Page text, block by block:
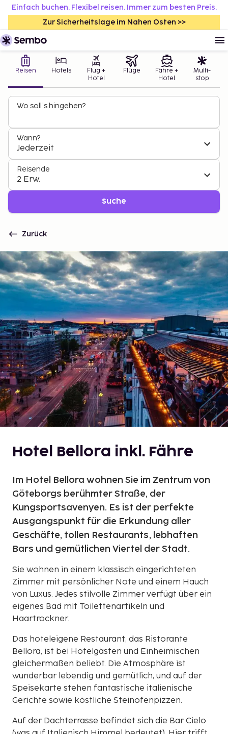
Einfach buchen. Flexibel reisen. Immer zum besten Preis.
Zur Sicherheitslage im Nahen Osten >>
Reisen Hotels
Flug +
Hotel
Flüge
Fähre +
Hotel
Multi-
stop
Wo soll’s hingehen?
Wann?
Jederzeit
Reisende
2 Erw.
Suche
Zurück
Hotel Bellora inkl. Fähre
Im Hotel Bellora wohnen Sie im Zentrum von
Göteborgs berühmter Straße, der
Kungsportsavenyen. Es ist der perfekte
Ausgangspunkt für die Erkundung aller
Geschäfte, tollen Restaurants, lebhaften
Bars und gemütlichen Viertel der Stadt.
Sie wohnen in einem klassisch eingerichteten
Zimmer mit persönlicher Note und einem Hauch
von Luxus. Jedes stilvolle Zimmer verfügt über ein
eigenes Bad mit Toilettenartikeln und
Haartrockner.
Das hoteleigene Restaurant, das Ristorante
Bellora, ist bei Hotelgästen und Einheimischen
gleichermaßen beliebt. Die Atmosphäre ist
wunderbar lebendig und gemütlich, und auf der
Speisekarte stehen fantastische italienische
Gerichte sowie köstliche Steinofenpizzen.
Auf der Dachterrasse befindet sich die Bar Cielo